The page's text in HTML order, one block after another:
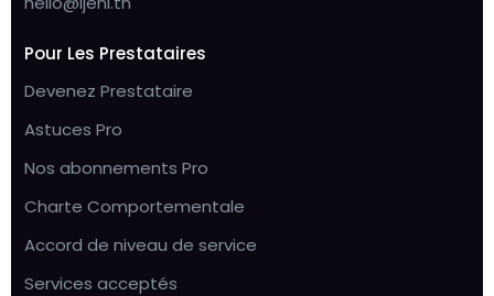
Pour Les Prestataires
Devenez Prestataire
Astuces Pro
Nos abonnements Pro
Charte Comportementale
Accord de niveau de service
Services acceptés